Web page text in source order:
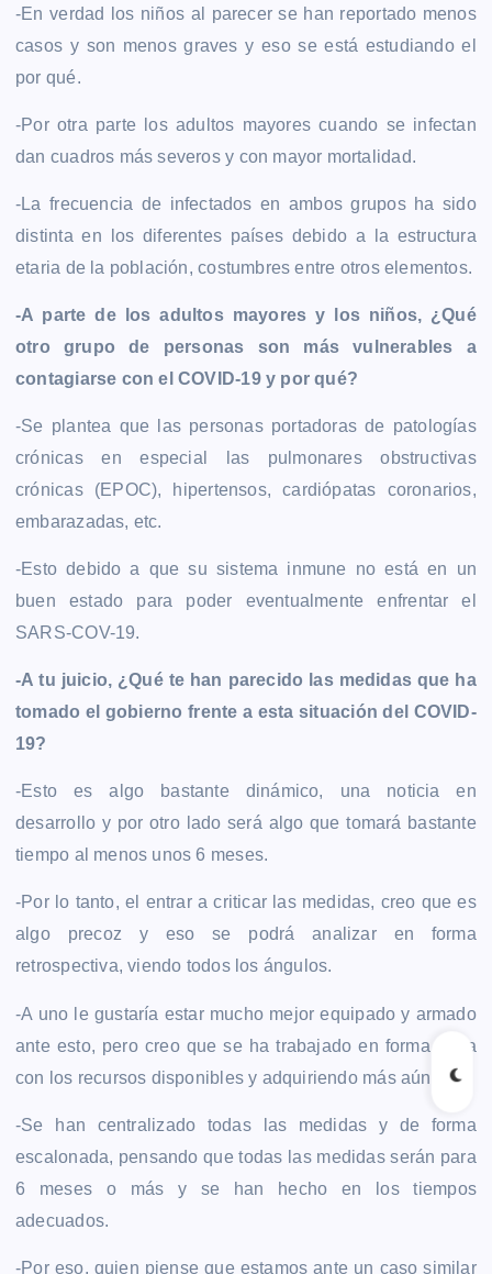
-En verdad los niños al parecer se han reportado menos
casos y son menos graves y eso se está estudiando el
por qué.
-Por otra parte los adultos mayores cuando se infectan
dan cuadros más severos y con mayor mortalidad.
-La frecuencia de infectados en ambos grupos ha sido
distinta en los diferentes países debido a la estructura
etaria de la población, costumbres entre otros elementos.
-A parte de los adultos mayores y los niños, ¿Qué
otro grupo de personas son más vulnerables a
contagiarse con el COVID-19 y por qué?
-Se plantea que las personas portadoras de patologías
crónicas en especial las pulmonares obstructivas
crónicas (EPOC), hipertensos, cardiópatas coronarios,
embarazadas, etc.
-Esto debido a que su sistema inmune no está en un
buen estado para poder eventualmente enfrentar el
SARS-COV-19.
-A tu juicio, ¿Qué te han parecido las medidas que ha
tomado el gobierno frente a esta situación del COVID-
19?
-Esto es algo bastante dinámico, una noticia en
desarrollo y por otro lado será algo que tomará bastante
tiempo al menos unos 6 meses.
-Por lo tanto, el entrar a criticar las medidas, creo que es
algo precoz y eso se podrá analizar en forma
retrospectiva, viendo todos los ángulos.
-A uno le gustaría estar mucho mejor equipado y armado
ante esto, pero creo que se ha trabajado en forma sería
con los recursos disponibles y adquiriendo más aún.
-Se han centralizado todas las medidas y de forma
escalonada, pensando que todas las medidas serán para
6 meses o más y se han hecho en los tiempos
adecuados.
-Por eso, quien piense que estamos ante un caso similar